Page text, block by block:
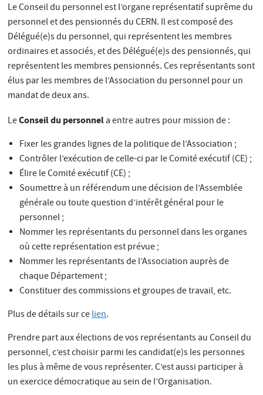
Le Conseil du personnel est l’organe représentatif suprême du
personnel et des pensionnés du CERN. Il est composé des
Délégué(e)s du personnel, qui représentent les membres
ordinaires et associés, et des Délégué(e)s des pensionnés, qui
représentent les membres pensionnés. Ces représentants sont
élus par les membres de l’Association du personnel pour un
mandat de deux ans.
LeConseil du personnela entre autres pour mission de :
Fixer les grandes lignes de la politique de l’Association ;
Contrôler l’exécution de celle-ci par le Comité exécutif (CE) ;
Élire le Comité exécutif (CE) ;
Soumettre à un référendum une décision de l’Assemblée
générale ou toute question d’intérêt général pour le
personnel ;
Nommer les représentants du personnel dans les organes
où cette représentation est prévue ;
Nommer les représentants de l’Association auprès de
chaque Département ;
Constituer des commissions et groupes de travail, etc.
Plus de détails sur celien.
Prendre part aux élections de vos représentants au Conseil du
personnel, c’est choisir parmi les candidat(e)s les personnes
les plus à même de vous représenter. C’est aussi participer à
un exercice démocratique au sein de l’Organisation.